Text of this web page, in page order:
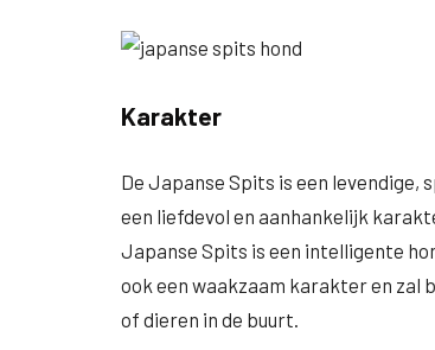
Karakter
De Japanse Spits is een levendige,
een liefdevol en aanhankelijk
Japanse Spits is een intelligente
ook een waakzaam karakter en zal
of dieren in de buurt.